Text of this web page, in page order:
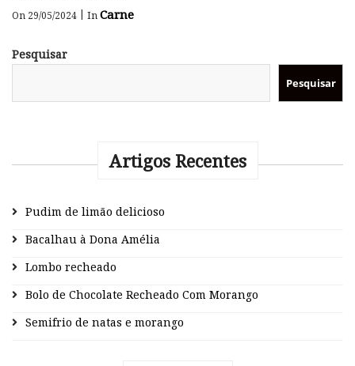
On 29/05/2024 | InCarne
Pesquisar
Pesquisar
Artigos Recentes
Pudim de limão delicioso
Bacalhau à Dona Amélia
Lombo recheado
Bolo de Chocolate Recheado Com Morango
Semifrio de natas e morango